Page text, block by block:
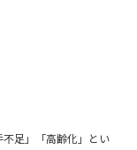
足」「高齢化」とい